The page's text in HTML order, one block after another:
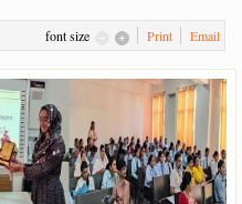
font size Print Email